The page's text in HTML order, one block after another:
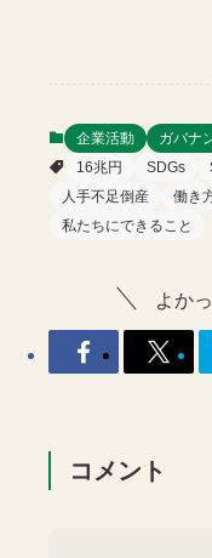
企業活動 ガバナ
16兆円
SDGs
人手不足倒産
働き
私たちにできること
よか
コメント